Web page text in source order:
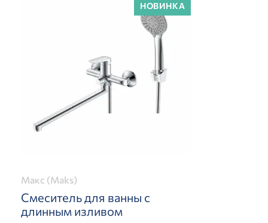
НОВИНКА
Макс (Maks)
Смеситель для ванны с
длинным изливом